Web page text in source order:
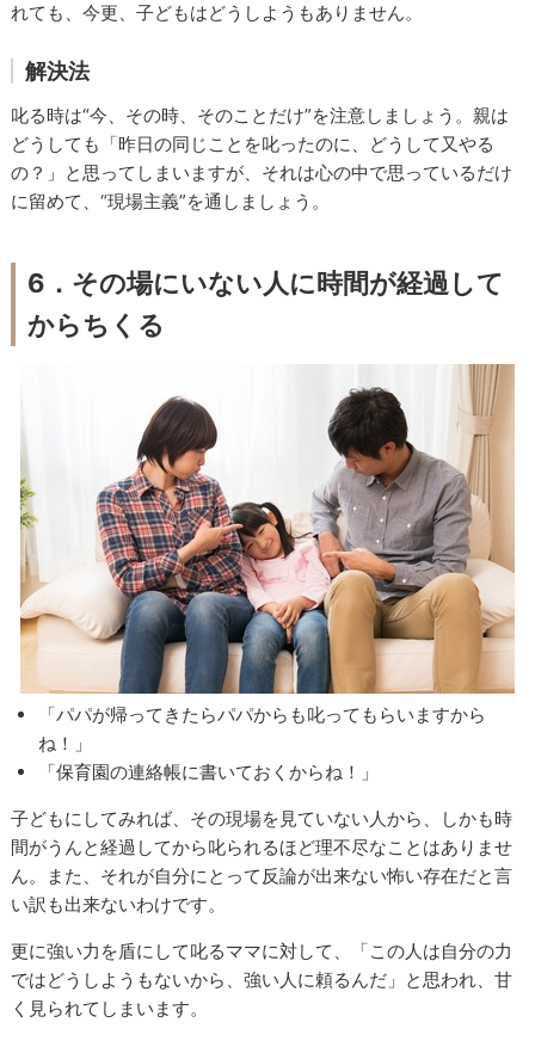
れても、今更、子どもはどうしようもありません。
解決法
叱る時は“今、その時、そのことだけ”を注意しましょう。親は
どうしても「昨日の同じことを叱ったのに、どうして又やる
の？」と思ってしまいますが、それは心の中で思っているだけ
に留めて、“現場主義”を通しましょう。
6．その場にいない人に時間が経過して
からちくる
「パパが帰ってきたらパパからも叱ってもらいますから
ね！」
「保育園の連絡帳に書いておくからね！」
子どもにしてみれば、その現場を見ていない人から、しかも時
間がうんと経過してから叱られるほど理不尽なことはありませ
ん。また、それが自分にとって反論が出来ない怖い存在だと言
い訳も出来ないわけです。
更に強い力を盾にして叱るママに対して、「この人は自分の力
ではどうしようもないから、強い人に頼るんだ」と思われ、甘
く見られてしまいます。